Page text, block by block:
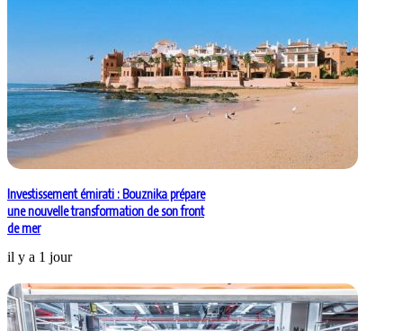
Investissement émirati : Bouznika prépare
une nouvelle transformation de son front
de mer
il y a 1 jour